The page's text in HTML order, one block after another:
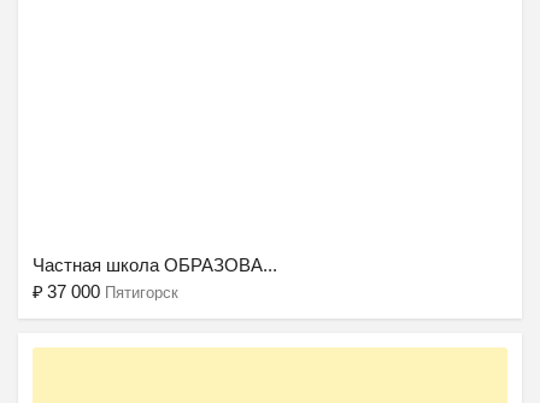
Частная школа ОБРАЗОВА...
₽ 37 000 Пятигорск